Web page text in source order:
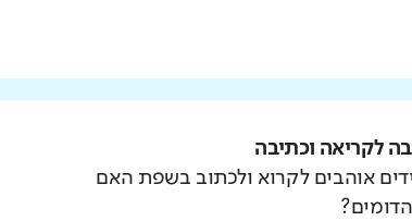
לקריאה וכתיבה
אוהבים לקרוא ולכתוב בשפת האם